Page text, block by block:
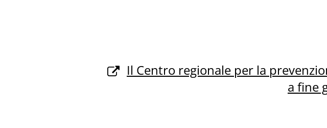
Il Centro regionale per la
a fine